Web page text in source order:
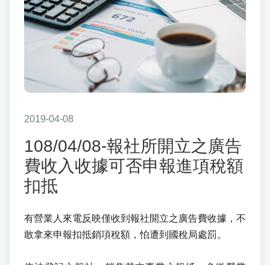
2019-04-08
108/04/08-報社所開立之廣告
費收入收據可否申報進項稅額
扣抵
有營業人來電反映僅收到報社開立之廣告費收據，不
敢拿來申報扣抵銷項稅額，怕遭到國稅局處罰。